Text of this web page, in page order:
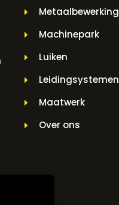
Metaalbewerking
Machinepark
Luiken
Leidingsystemen
Maatwerk
Over ons